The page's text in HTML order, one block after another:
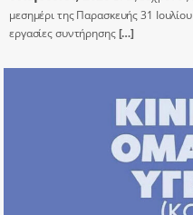
μεσημέρι της Παρασκευής 31
εργασίες συντήρησης[…]